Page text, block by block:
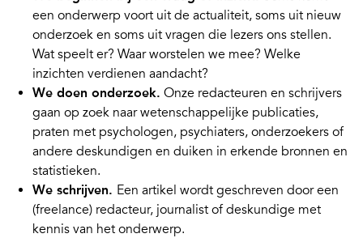
een onderwerp voort uit de actualiteit, soms uit nieuw
onderzoek en soms uit vragen die lezers ons stellen.
Wat speelt er? Waar worstelen we mee? Welke
inzichten verdienen aandacht?
We doen onderzoek. Onze redacteuren en schrijvers
gaan op zoek naar wetenschappelijke publicaties,
praten met psychologen, psychiaters, onderzoekers of
andere deskundigen en duiken in erkende bronnen en
statistieken.
We schrijven. Een artikel wordt geschreven door een
(freelance) redacteur, journalist of deskundige met
kennis van het onderwerp.